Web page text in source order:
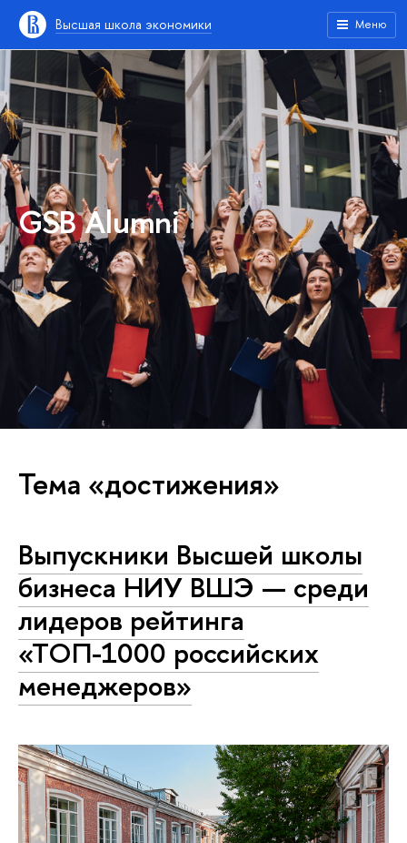
Высшая школа экономики Меню
GSB Alumni
Тема «достижения»
Выпускники Высшей школы
бизнеса НИУ ВШЭ — среди
лидеров рейтинга
«ТОП-1000 российских
менеджеров»